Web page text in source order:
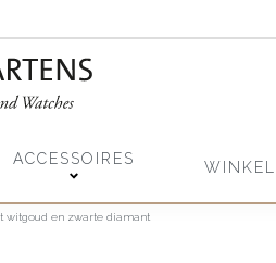
ACCESSOIRES WINKEL
witgoud en zwarte diamant